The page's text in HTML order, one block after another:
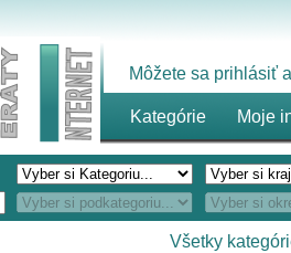
Môžete sa prihlásiť
Kategórie Moje
Všetky